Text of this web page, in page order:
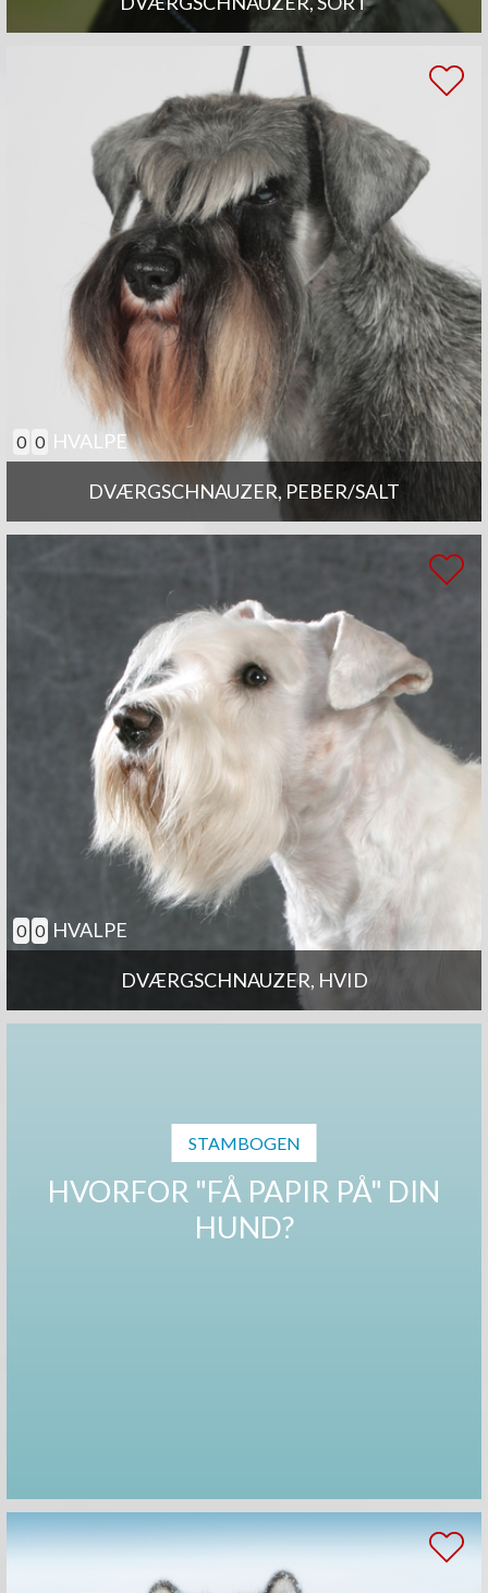
DVÆRGSCHNAUZER, PEBER/SALT
0 0 HVALPE
DVÆRGSCHNAUZER, HVID
0 0 HVALPE
STAMBOGEN
HVORFOR "FÅ PAPIR PÅ" DIN
HUND?